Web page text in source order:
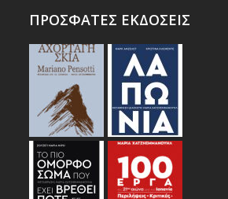
ΠΡΟΣΦΑΤΕΣ ΕΚΔΟΣΕΙΣ